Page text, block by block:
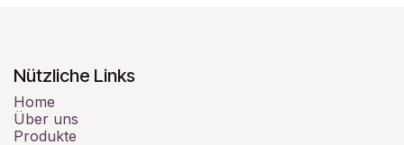
Nützliche Links
Home
Über uns
Produkte